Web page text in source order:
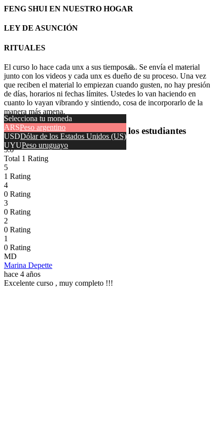
FENG SHUI EN NUESTRO HOGAR
LEY DE ASUNCIÓN
RITUALES
El curso lo hace cada unx a sus tiempos🙏. Se envía el material
junto con los videos y cada unx es dueño de su proceso. Una vez
que reciben el material lo empiezan cuando gusten, no hay presión
de días, horarios ni fechas límites. Ustedes lo van haciendo en
cuanto lo vayan vibrando y sintiendo, cosa de incorporarlo de la
manera más amena.
Valoraciones y comentarios de los estudiantes
5.0
Total 1 Rating
5
1 Rating
4
0 Rating
3
0 Rating
2
0 Rating
1
0 Rating
MD
Marina Depette
hace 4 años
Excelente curso , muy completo !!!
Selecciona tu moneda
ARSPeso argentino
USDDólar de los Estados Unidos (US)
UYUPeso uruguayo